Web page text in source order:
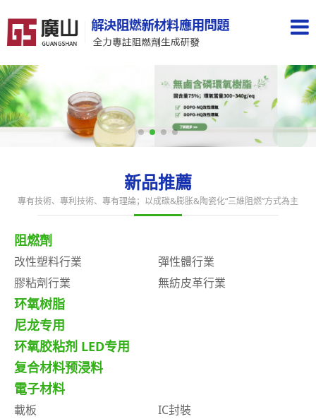
新品推薦
專有技術、專利技術、專有理論；以成碳&膨胀&陶瓷化“三維阻燃”方式為主
阻燃劑
改性塑料行業
彈性體行業
膠粘劑行業
無紡皮革行業
环氧树脂
尼龙专用
环氧胶粘剂 LED专用
复合材料预浸料
電子材料
載板
IC封裝